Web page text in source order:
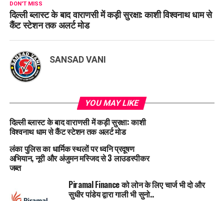
DON'T MISS
दिल्ली ब्लास्ट के बाद वाराणसी में कड़ी सुरक्षा: काशी विश्वनाथ धाम से
कैंट स्टेशन तक अलर्ट मोड
SANSAD VANI
YOU MAY LIKE
दिल्ली ब्लास्ट के बाद वाराणसी में कड़ी सुरक्षा: काशी
विश्वनाथ धाम से कैंट स्टेशन तक अलर्ट मोड
लंका पुलिस का धार्मिक स्थलों पर ध्वनि प्रदूषण
अभियान, नूरी और अंजुमन मस्जिद से 3 लाउडस्पीकर
जब्त
Piramal Finance को लोन के लिए चार्ज भी दो और
सुधीर पांडेय द्वारा गाली भी सुनो..